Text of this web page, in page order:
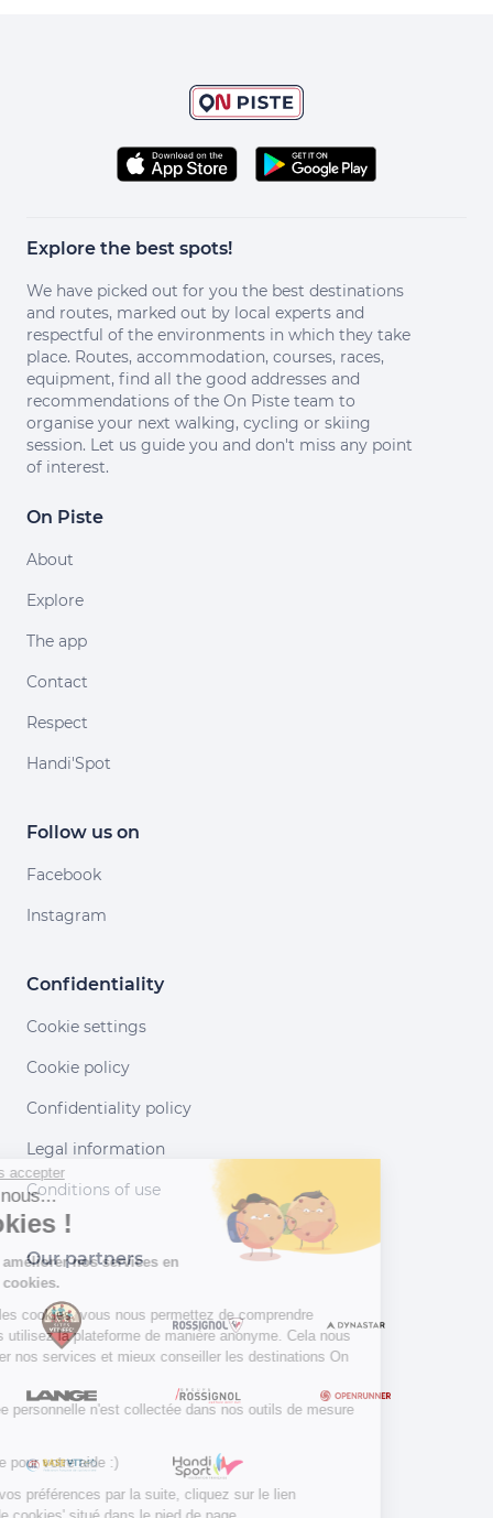
Explore the best spots!
We have picked out for you the best destinations
and routes, marked out by local experts and
respectful of the environments in which they take
place. Routes, accommodation, courses, races,
equipment, find all the good addresses and
recommendations of the On Piste team to
organise your next walking, cycling or skiing
session. Let us guide you and don't miss any point
of interest.
On Piste
About
Explore
The app
Contact
Respect
Handi'Spot
Follow us on
Facebook
Instagram
Confidentiality
Cookie settings
Cookie policy
Confidentiality policy
Legal information
Conditions of use
Our partners
Continuer sans accepter
Salut c'est nous...
les Cookies !
Aidez-nous à améliorer nos services en
acceptant les cookies.
En acceptant les cookies, vous nous permettez de comprendre
comment vous utilisez la plateforme de manière anonyme. Cela nous
aide à améliorer nos services et mieux conseiller les destinations On
Aucune donnée personnelle n'est collectée dans nos outils de mesure
Merci d’avance pour votre aide :)
Pour modifier vos préférences par la suite, cliquez sur le lien
'Préférences de cookies' situé dans le pied de page.